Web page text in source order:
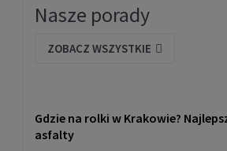
Nasze porady
ZOBACZ WSZYSTKIE
Gdzie na rolki w Krakowie?
asfalty